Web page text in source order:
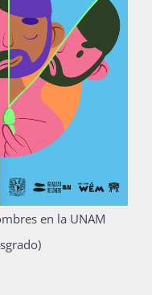
en la UNAM